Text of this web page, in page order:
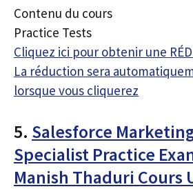
Contenu du cours
Practice Tests
Cliquez ici pour obtenir une
La réduction sera
lorsque vous cliquerez
5. Salesforce
Specialist Practice
Manish Thaduri Cours